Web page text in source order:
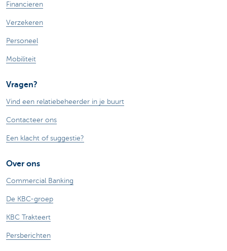
Financieren
Verzekeren
Personeel
Mobiliteit
Vragen?
Vind een relatiebeheerder in je buurt
Contacteer ons
Een klacht of suggestie?
Over ons
Commercial Banking
De KBC-groep
KBC Trakteert
Persberichten